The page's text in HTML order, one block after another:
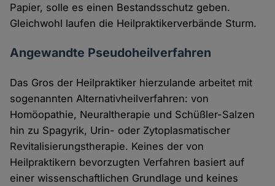
Papier, solle es einen Bestandsschutz geben.
Gleichwohl laufen die Heilpraktikerverbände Sturm.
Angewandte Pseudoheilverfahren
Das Gros der Heilpraktiker hierzulande arbeitet mit
sogenannten Alternativheilverfahren: von
Homöopathie, Neuraltherapie und Schüßler-Salzen
hin zu Spagyrik, Urin- oder Zytoplasmatischer
Revitalisierungstherapie. Keines der von
Heilpraktikern bevorzugten Verfahren basiert auf
einer wissenschaftlichen Grundlage und keines